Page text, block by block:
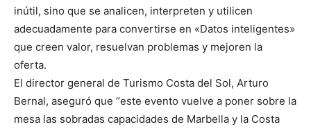
inútil, sino que se analicen, interpreten y utilicen
adecuadamente para convertirse en «Datos inteligentes»
que creen valor, resuelvan problemas y mejoren la
oferta.
El director general de Turismo Costa del Sol, Arturo
Bernal, aseguró que “este evento vuelve a poner sobre la
mesa las sobradas capacidades de Marbella y la Costa